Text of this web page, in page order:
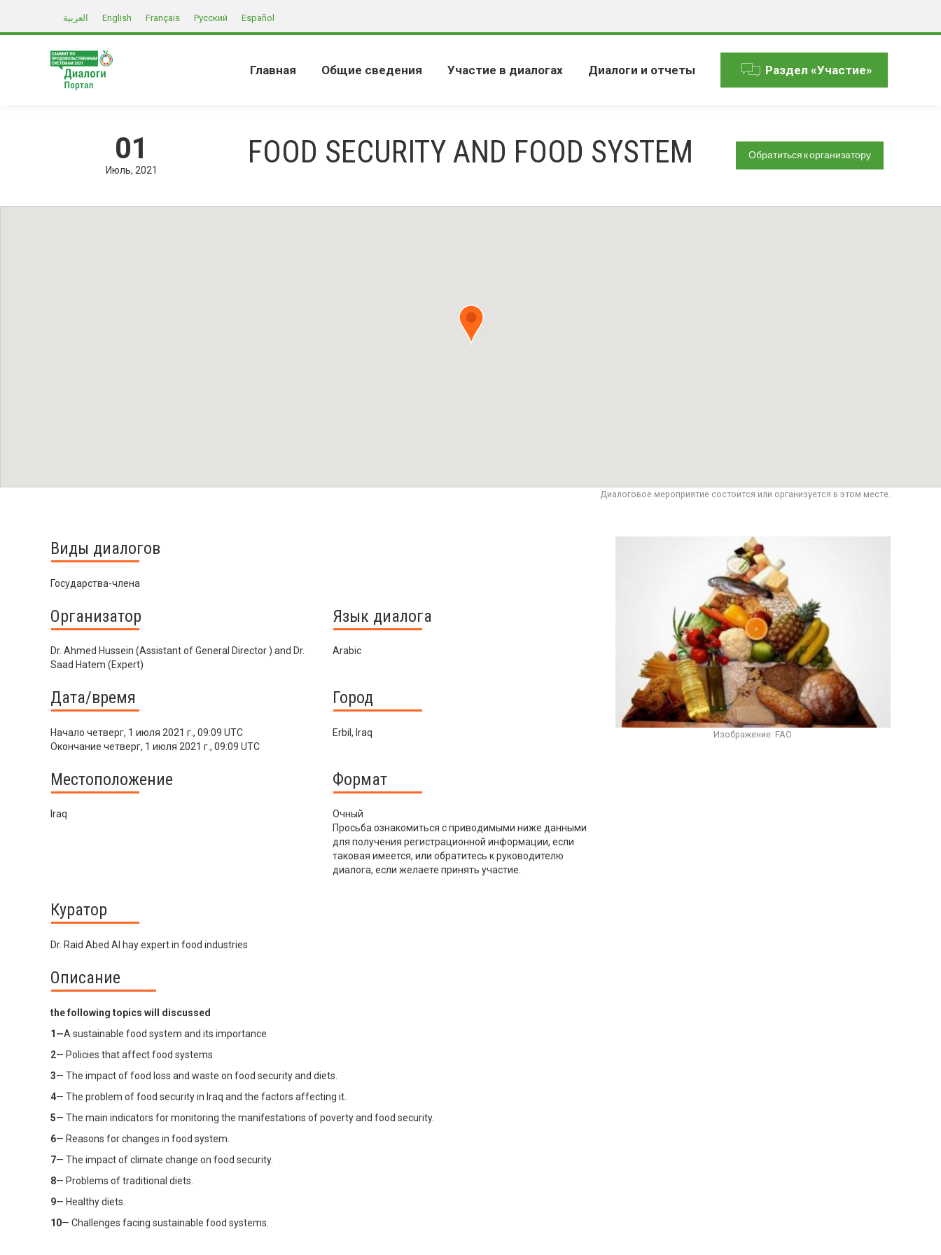
العربية English Français Русский Español
Главная Общие сведения Участие в диалогах Диалоги и отчеты Раздел «Участие»
01
Июль 2021 FOOD SECURITY AND FOOD SYSTEM Обратиться к организатору
Диалоговое мероприятие состоится или организуется в этом месте.
Виды диалогов
Государства-члена
Организатор
Dr. Ahmed Hussein (Assistant of General Director ) and Dr.
Saad Hatem (Expert)
Язык диалога
Arabic
Дата/время
Начало четверг, 1 июля 2021 г., 09:09 UTC
Окончание четверг, 1 июля 2021 г., 09:09 UTC
Город
Erbil, Iraq
Местоположение
Iraq
Формат
Очный
Просьба ознакомиться с приводимыми ниже данными
для получения регистрационной информации, если
таковая имеется, или обратитесь к руководителю
диалога, если желаете принять участие.
Куратор
Dr. Raid Abed Al hay expert in food industries
Описание
the following topics will discussed
1—A sustainable food system and its importance
2— Policies that affect food systems
3— The impact of food loss and waste on food security and diets.
4— The problem of food security in Iraq and the factors affecting it.
5— The main indicators for monitoring the manifestations of poverty and food security.
6— Reasons for changes in food system.
7— The impact of climate change on food security.
8— Problems of traditional diets.
9— Healthy diets.
10— Challenges facing sustainable food systems.
Изображение: FAO